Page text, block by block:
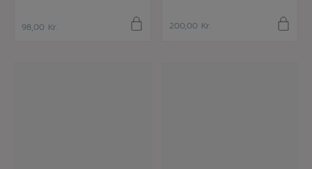
98,00 Kr. 200,00 Kr.